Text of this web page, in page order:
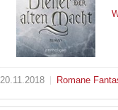
20.11.2018 Romane